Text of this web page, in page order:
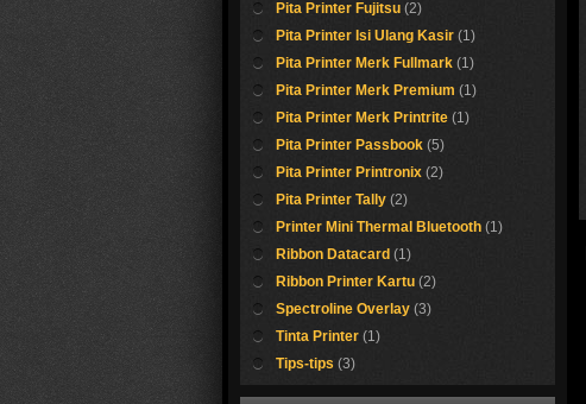
Pita Printer Fujitsu (2)
Pita Printer Isi Ulang Kasir (1)
Pita Printer Merk Fullmark (1)
Pita Printer Merk Premium (1)
Pita Printer Merk Printrite (1)
Pita Printer Passbook (5)
Pita Printer Printronix (2)
Pita Printer Tally (2)
Printer Mini Thermal Bluetooth (1)
Ribbon Datacard (1)
Ribbon Printer Kartu (2)
Spectroline Overlay (3)
Tinta Printer (1)
Tips-tips (3)